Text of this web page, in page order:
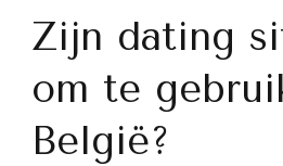
Zijn dating
om te
België?